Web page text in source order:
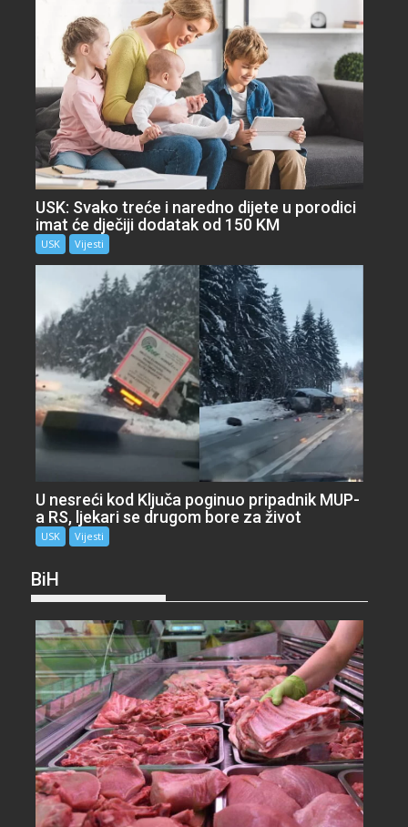
USK: Svako treće i naredno dijete u porodici
imat će dječiji dodatak od 150 KM
USK Vijesti
U nesreći kod Ključa poginuo pripadnik MUP-
a RS, ljekari se drugom bore za život
USK Vijesti
BiH